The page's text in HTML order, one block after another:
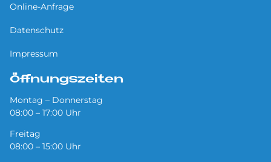
Online-Anfrage
Datenschutz
Impressum
Öffnungszeiten
Montag – Donnerstag
08:00 – 17:00 Uhr
Freitag
08:00 – 15:00 Uhr